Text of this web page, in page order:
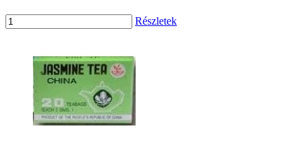
Részletek